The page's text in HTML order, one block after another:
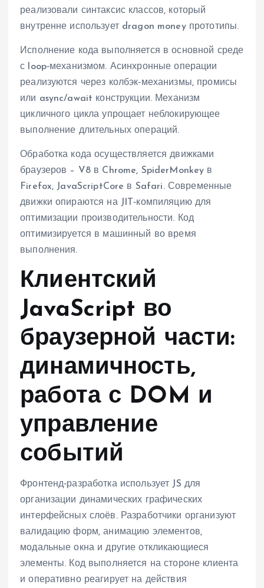
реализовали синтаксис классов, который
внутренне использует dragon money прототипы.
Исполнение кода выполняется в основной среде
с loop‑механизмом. Асинхронные операции
реализуются через колбэк‑механизмы, промисы
или async/await конструкции. Механизм
цикличного цикла упрощает неблокирующее
выполнение длительных операций.
Обработка кода осуществляется движками
браузеров – V8 в Chrome, SpiderMonkey в
Firefox, JavaScriptCore в Safari. Современные
движки опираются на JIT‑компиляцию для
оптимизации производительности. Код
оптимизируется в машинный во время
выполнения.
Клиентский
JavaScript во
браузерной части:
динамичность,
работа с DOM и
управление
событий
Фронтенд‑разработка использует JS для
организации динамических графических
интерфейсных слоёв. Разработчики организуют
валидацию форм, анимацию элементов,
модальные окна и другие откликающиеся
элементы. Код выполняется на стороне клиента
и оперативно реагирует на действия